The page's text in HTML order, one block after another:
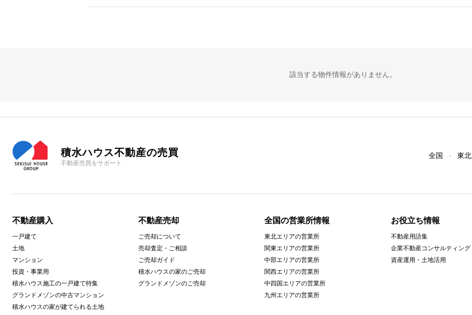
該当する物件情報がありません。
積水ハウス不動産の売買
不動産売買をサポート
全国 東北
不動産購入
一戸建て
土地
マンション
投資・事業用
積水ハウス施工の一戸建て特集
グランドメゾンの中古マンション
積水ハウスの家が建てられる土地
不動産売却
ご売却について
売却査定・ご相談
ご売却ガイド
積水ハウスの家のご売却
グランドメゾンのご売却
全国の営業所情報
東北エリアの営業所
関東エリアの営業所
中部エリアの営業所
関西エリアの営業所
中四国エリアの営業所
九州エリアの営業所
お役立ち情報
不動産用語集
企業不動産コンサルティング
資産運用・土地活用